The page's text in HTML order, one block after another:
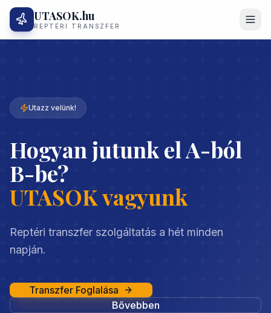
UTASOK.hu
REPTÉRI TRANSZFER
Utazz velünk!
Hogyan jutunk el A-ból
B-be?
UTASOK vagyunk
Reptéri transzfer szolgáltatás a hét minden
napján.
Transzfer Foglalása
Bővebben